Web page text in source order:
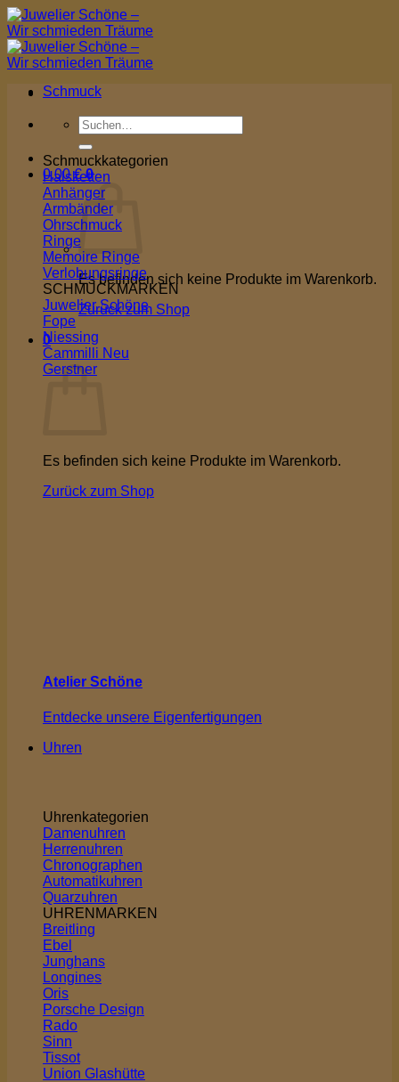
Zum
Inhalt
springen
Suchen
nach:
0,00€ 0
Es befinden sich keine Produkte im Warenkorb.
Zurück zum Shop
0
Warenkorb
Es befinden sich keine Produkte im Warenkorb.
Zurück zum Shop
Schmuck
Schmuckkategorien
Halsketten
Anhänger
Armbänder
Ohrschmuck
Ringe
Memoire Ringe
Verlobungsringe
SCHMUCKMARKEN
Juwelier Schöne
Fope
Niessing
Cammilli
Gerstner
Atelier Schöne
Entdecke unsere Eigenfertigungen
Uhren
Uhrenkategorien
Damenuhren
Herrenuhren
Chronographen
Automatikuhren
Quarzuhren
UHRENMARKEN
Breitling
Ebel
Junghans
Longines
Oris
Porsche Design
Rado
Sinn
Tissot
Union Glashütte